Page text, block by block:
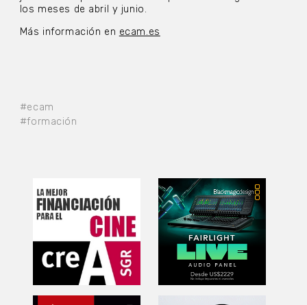
#ecam
#formación
los meses de abril y junio.
Más información en ecam.es